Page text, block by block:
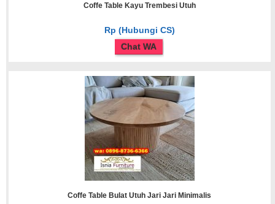
Coffe Table Kayu Trembesi Utuh
Rp (Hubungi CS)
Chat WA
Coffe Table Bulat Utuh Jari Jari Minimalis